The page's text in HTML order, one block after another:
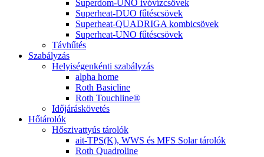
Superdom-UNO ivóvízcsövek
Superheat-DUO fűtéscsövek
Superheat-QUADRIGA kombicsövek
Superheat-UNO fűtéscsövek
Távhűtés
Szabályzás
Helyiségenkénti szabályzás
alpha home
Roth Basicline
Roth Touchline®
Időjáráskövetés
Hőtárolók
Hőszivattyús tárolók
ait-TPS(K), WWS és MFS Solar tárolók
Roth Quadroline